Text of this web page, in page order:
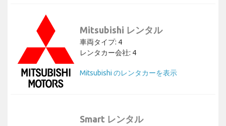
Mitsubishi レンタル
車両タイプ: 4
レンタカー会社: 4
Mitsubishi のレンタカーを表示
Smart レンタル